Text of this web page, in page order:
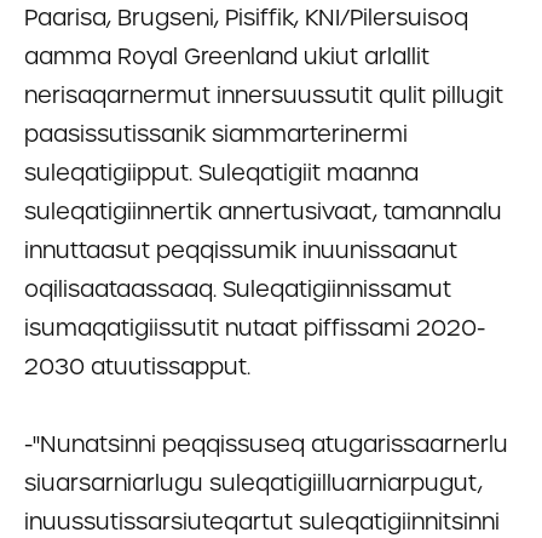
Paarisa, Brugseni, Pisiffik, KNI/Pilersuisoq
aamma Royal Greenland ukiut arlallit
nerisaqarnermut innersuussutit qulit pillugit
paasissutissanik siammarterinermi
suleqatigiipput. Suleqatigiit maanna
suleqatigiinnertik annertusivaat, tamannalu
innuttaasut peqqissumik inuunissaanut
oqilisaataassaaq. Suleqatigiinnissamut
isumaqatigiissutit nutaat piffissami 2020-
2030 atuutissapput.
-''Nunatsinni peqqissuseq atugarissaarnerlu
siuarsarniarlugu suleqatigiilluarniarpugut,
inuussutissarsiuteqartut suleqatigiinnitsinni